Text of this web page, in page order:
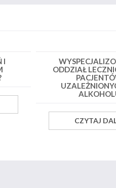
I
ODDZIAŁ
CZYTAJ